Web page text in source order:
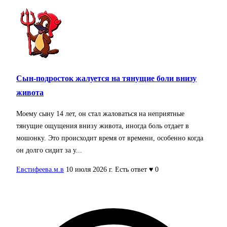
Сын-подросток жалуется на тянущие боли внизу
живота
Моему сыну 14 лет, он стал жаловаться на неприятные
тянущие ощущения внизу живота, иногда боль отдает в
мошонку. Это происходит время от времени, особенно когда
он долго сидит за у...
Евстифеева.м.в 10 июля 2026 г. Есть ответ ♥ 0